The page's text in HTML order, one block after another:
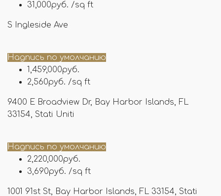
31,000руб. /sq ft
S Ingleside Ave
Надпись по умолчанию
1,459,000руб.
2,560руб. /sq ft
9400 E Broadview Dr, Bay Harbor Islands, FL
33154, Stati Uniti
Надпись по умолчанию
2,220,000руб.
3,690руб. /sq ft
1001 91st St, Bay Harbor Islands, FL 33154, Stati